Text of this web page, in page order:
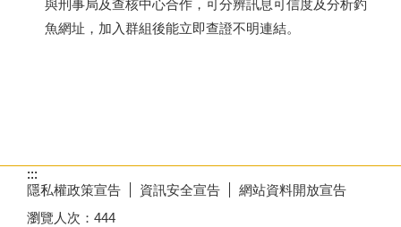
與刑事局及查核中心合作，可分辨訊息可信度及分析釣
魚網址，加入群組後能立即查證不明連結。
:::
隱私權政策宣告
資訊安全宣告
網站資料開放宣告
瀏覽人次： 444